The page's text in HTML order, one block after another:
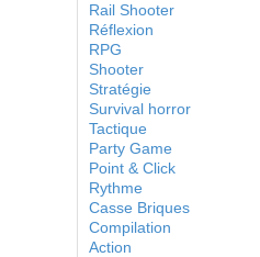
Rail Shooter
Réflexion
RPG
Shooter
Stratégie
Survival horror
Tactique
Party Game
Point & Click
Rythme
Casse Briques
Compilation
Action